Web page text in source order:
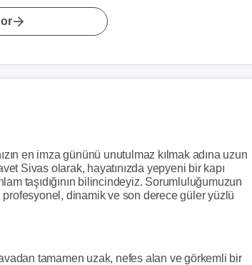
en imza gününü unutulmaz kılmak adına uzun
Sivas olarak, hayatınızda yepyeni bir kapı
taşıdığının bilincindeyiz. Sorumluluğumuzun
dinamik ve son derece güler yüzlü
tamamen uzak, nefes alan ve görkemli bir